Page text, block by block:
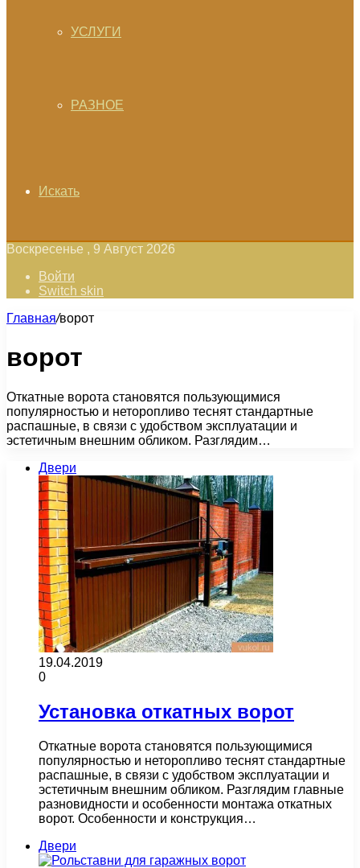
УСЛУГИ
РАЗНОЕ
Искать
Воскресенье , 9 Август 2026
Войти
Switch skin
Главная/ворот
ворот
Откатные ворота становятся пользующимися
популярностью и неторопливо теснят стандартные
распашные, в связи с удобством эксплуатации и
эстетичным внешним обликом. Разглядим…
Двери
19.04.2019
0
Установка откатных ворот
Откатные ворота становятся пользующимися
популярностью и неторопливо теснят стандартные
распашные, в связи с удобством эксплуатации и
эстетичным внешним обликом. Разглядим главные
разновидности и особенности монтажа откатных
ворот. Особенности и конструкция…
Двери